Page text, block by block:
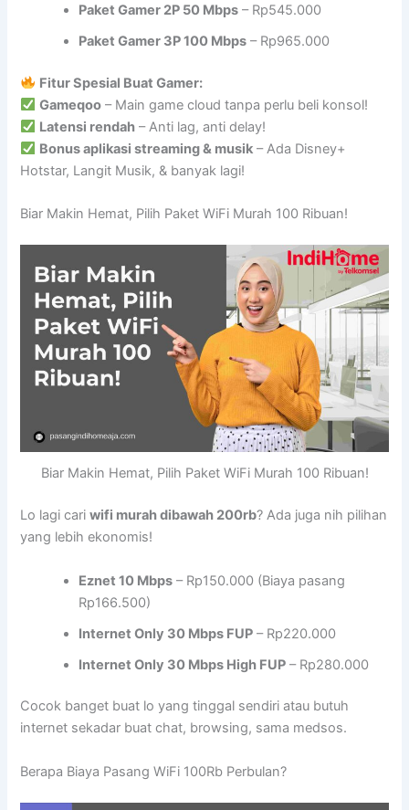
Paket Gamer 2P 50 Mbps – Rp545.000
Paket Gamer 3P 100 Mbps – Rp965.000
Fitur Spesial Buat Gamer:
Gameqoo – Main game cloud tanpa perlu beli konsol!
Latensi rendah – Anti lag, anti delay!
Bonus aplikasi streaming & musik – Ada Disney+
Hotstar, Langit Musik, & banyak lagi!
Biar Makin Hemat, Pilih Paket WiFi Murah 100 Ribuan!
Biar Makin Hemat, Pilih Paket WiFi Murah 100 Ribuan!
Lo lagi cariwifi murah dibawah 200rb? Ada juga nih pilihan
yang lebih ekonomis!
Eznet 10 Mbps – Rp150.000 (Biaya pasang
Rp166.500)
Internet Only 30 Mbps FUP – Rp220.000
Internet Only 30 Mbps High FUP – Rp280.000
Cocok banget buat lo yang tinggal sendiri atau butuh
internet sekadar buat chat, browsing, sama medsos.
Berapa Biaya Pasang WiFi 100Rb Perbulan?